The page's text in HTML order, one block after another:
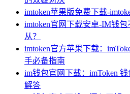
imtoken苹果版免费下载-
imtoken官网下载安卓-IM钱
从？
imtoken官方苹果下载：
手必备指南
im钱包官网下载：imToken
解答